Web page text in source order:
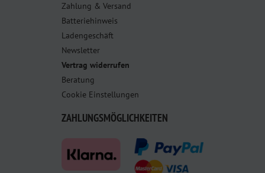
Zahlung & Versand
Batteriehinweis
Ladengeschäft
Newsletter
Vertrag widerrufen
Beratung
Cookie Einstellungen
ZAHLUNGSMÖGLICHKEITEN